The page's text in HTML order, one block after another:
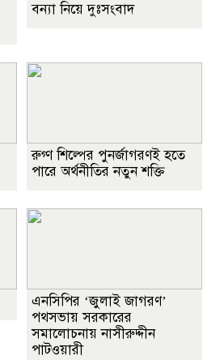
বন্যা নিয়ে দুঃসংবাদ
রুগ্ণ শিল্পের পুনর্জাগরণই হতে
পারে অর্থনীতির নতুন শক্তি
এনসিপির ‘জুলাই জাগরণ’
পথসভায় সরকারের
সমালোচনায় নাসীরুদ্দীন
পাটওয়ারী